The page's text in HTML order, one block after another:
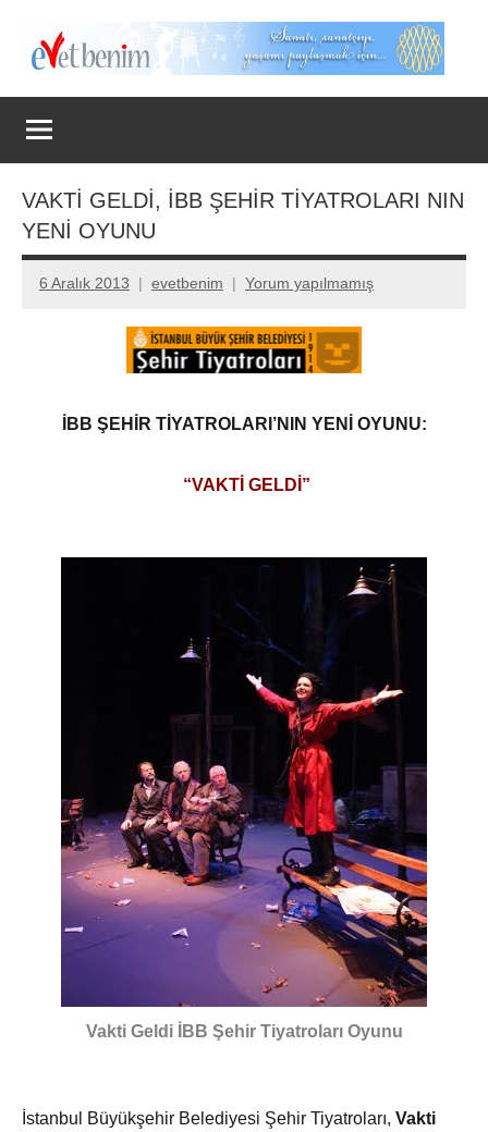
Evet
Benim
VAKTİ GELDİ, İBB ŞEHİR TİYATROLARI NIN
YENİ OYUNU
6 Aralık 2013 evetbenim Yorum yapılmamış
İBB ŞEHİR TİYATROLARI’NIN YENİ OYUNU:
“VAKTİ GELDİ”
Vakti Geldi İBB Şehir Tiyatroları Oyunu
İstanbul Büyükşehir Belediyesi Şehir Tiyatroları, Vakti